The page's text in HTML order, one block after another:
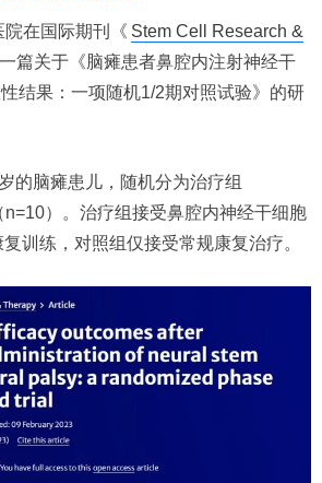
在国际期刊《 Stem Cell Research &
篇关于《脑瘫患者鼻腔内注射神经干
结果：一项随机1/2期对照试验》的研
的脑瘫患儿，随机分为治疗组
n=10）。治疗组接受鼻腔内神经干细胞
训练，对照组仅接受常规康复治疗。